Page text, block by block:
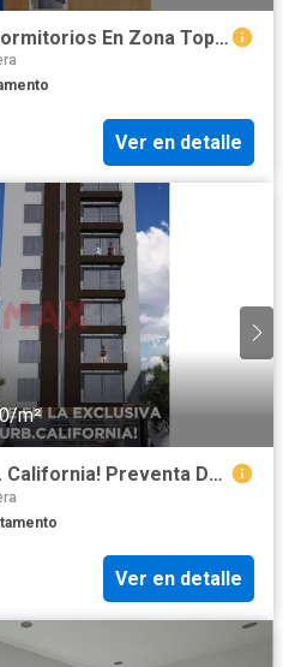
🌟Departamento Con 2 Dormitorios En Zona Top De Trujillo 🏙️Piso 7
Ver en detalle
m²
¡Vive En La Exclusiva Urb. California! Preventa De Amplio Depa Sin Alcabala 🏡✨
Ver en detalle